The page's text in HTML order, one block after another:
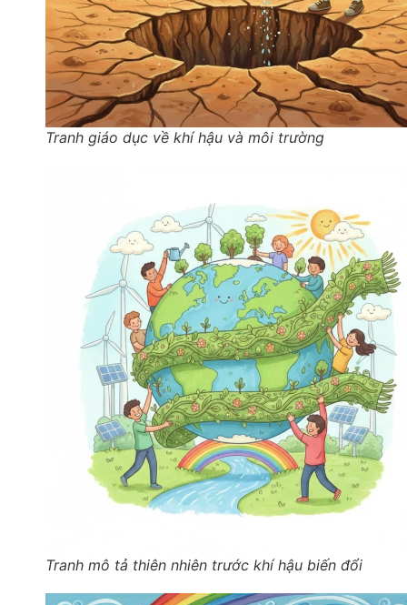
Tranh giáo dục về khí hậu và môi trường
Tranh mô tả thiên nhiên trước khí hậu biến đổi